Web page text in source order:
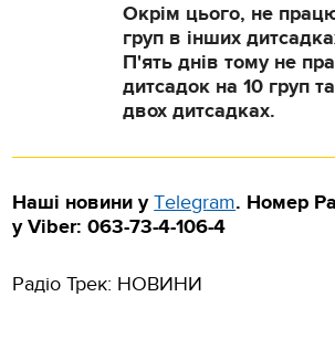
Окрім цього, не
груп в інших
П'ять днів тому не
дитсадок на 10 груп
двох дитсадках.
Наші новини у Тelegram. Номер
у Viber: 063-73-4-106-4
Радіо Трек: НОВИНИ